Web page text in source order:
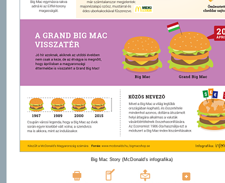
Big Mac Story (McDonald's infografika)